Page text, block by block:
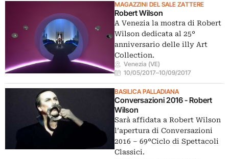
MAGAZZINI DEL SALE ZATTERE
Robert Wilson
A Venezia la mostra di Robert
Wilson dedicata al 25°
anniversario delle illy Art
Collection.
Venezia (VE)
10/05/2017–10/09/2017
BASILICA PALLADIANA
Conversazioni 2016 - Robert
Wilson
Sarà affidata a Robert Wilson
l’apertura di Conversazioni
2016 – 69°Ciclo di Spettacoli
Classici.